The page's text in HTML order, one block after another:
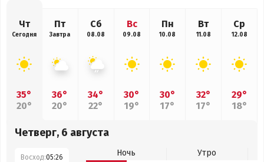
Чт
Сегодня
35°
20°
Пт
Завтра
36°
20°
Сб
08.08
34°
22°
Вс
09.08
30°
19°
Пн
10.08
30°
17°
Вт
11.08
32°
17°
Ср
12.08
29°
18°
Четверг, 6 августа
Восход:05:26 Ночь
Утро